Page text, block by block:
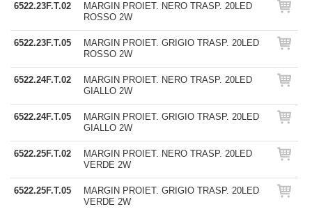
6522.23F.T.02
MARGIN PROIET. NERO TRASP. 20LED
ROSSO 2W
6522.23F.T.05
MARGIN PROIET. GRIGIO TRASP. 20LED
ROSSO 2W
6522.24F.T.02
MARGIN PROIET. NERO TRASP. 20LED
GIALLO 2W
6522.24F.T.05
MARGIN PROIET. GRIGIO TRASP. 20LED
GIALLO 2W
6522.25F.T.02
MARGIN PROIET. NERO TRASP. 20LED
VERDE 2W
6522.25F.T.05
MARGIN PROIET. GRIGIO TRASP. 20LED
VERDE 2W